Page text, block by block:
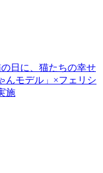
の日に、猫たちの幸せ
んモデル」×フェリシ
施